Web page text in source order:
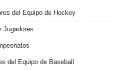
del Equipo de Hockey
Jugadores
del Equipo de Baseball